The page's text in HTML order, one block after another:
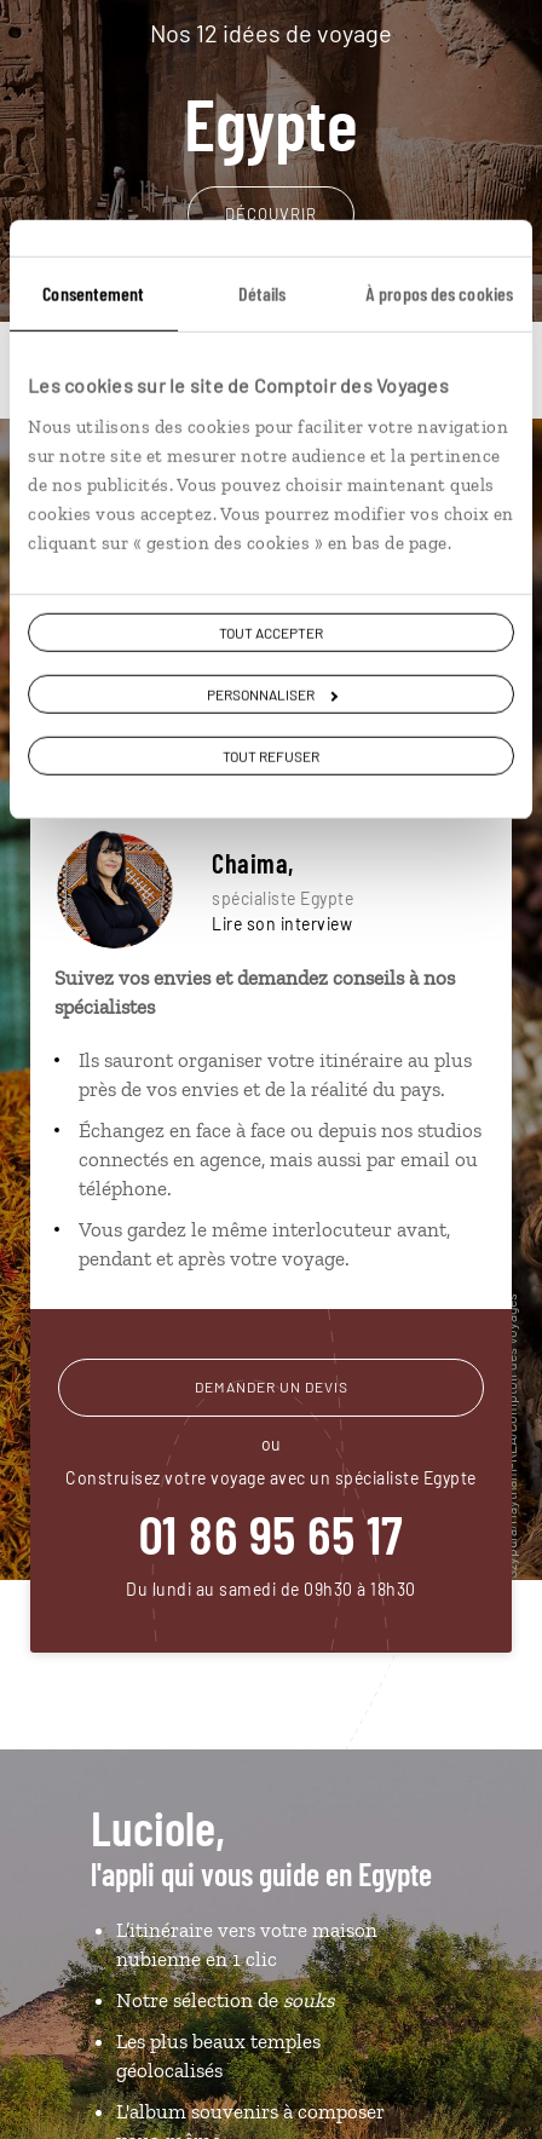
Consentement Détails À propos des cookies
Les cookies sur le site de Comptoir des Voyages
Nous utilisons des cookies pour faciliter votre navigation
sur notre site et mesurer notre audience et la pertinence
de nos publicités. Vous pouvez choisir maintenant quels
cookies vous acceptez. Vous pourrez modifier vos choix en
cliquant sur « gestion des cookies » en bas de page.
TOUT ACCEPTER
PERSONNALISER
TOUT REFUSER
Nos 12 idées de voyage
Egypte
DÉCOUVRIR
Une envie de voyage
particulière ?
Alexandrie Grand Musée Egyptien Le Caire
Désert Île Kitchener
Chaima,
spécialiste Egypte
Lire son interview
Suivez vos envies et demandez conseils à nos
spécialistes
Ils sauront organiser votre itinéraire au plus
près de vos envies et de la réalité du pays.
Échangez en face à face ou depuis nos studios
connectés en agence, mais aussi par email ou
téléphone.
Vous gardez le même interlocuteur avant,
pendant et après votre voyage.
DEMANDER UN DEVIS
ou
Construisez votre voyage avec un spécialiste Egypte
01 86 95 65 17
Du lundi au samedi de 09h30 à 18h30
Luciole,
l'appli qui vous guide en Egypte
L’itinéraire vers votre maison
nubienne en 1 clic
Notre sélection desouks
Les plus beaux temples
géolocalisés
L'album souvenirs à composer